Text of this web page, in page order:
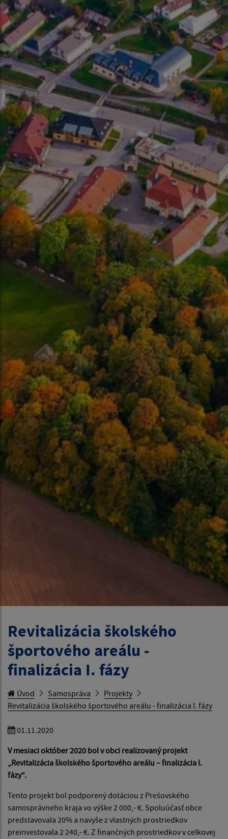
Revitalizácia školského
športového areálu -
finalizácia I. fázy
Úvod Samospráva
Projekty
Revitalizácia školského športového areálu - finalizácia I. fázy
01.11.2020
V mesiaci október 2020 bol v obci realizovaný projekt
„Revitalizácia školského športového areálu – finalizácia I.
fázy“.
Tento projekt bol podporený dotáciou z Prešovského
samosprávneho kraja vo výške 2 000,- €. Spoluúčasť obce
predstavovala 20% a navyše z vlastných prostriedkov
preinvestovala 2 240,- €. Z finančných prostriedkov v celkovej